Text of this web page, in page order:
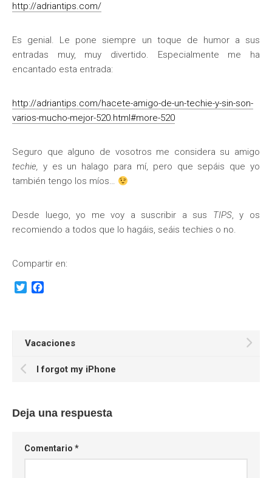
http://adriantips.com/
Es genial. Le pone siempre un toque de humor a sus
entradas muy, muy divertido. Especialmente me ha
encantado esta entrada:
http://adriantips.com/hacete-amigo-de-un-techie-y-sin-son-
varios-mucho-mejor-520.html#more-520
Seguro que alguno de vosotros me considera su amigo
techie, y es un halago para mí, pero que sepáis que yo
también tengo los míos…
Desde luego, yo me voy a suscribir a sus TIPS, y os
recomiendo a todos que lo hagáis, seáis techies o no.
Compartir en:
Twitter
Vacaciones
I forgot my iPhone
Deja una respuesta
Comentario *